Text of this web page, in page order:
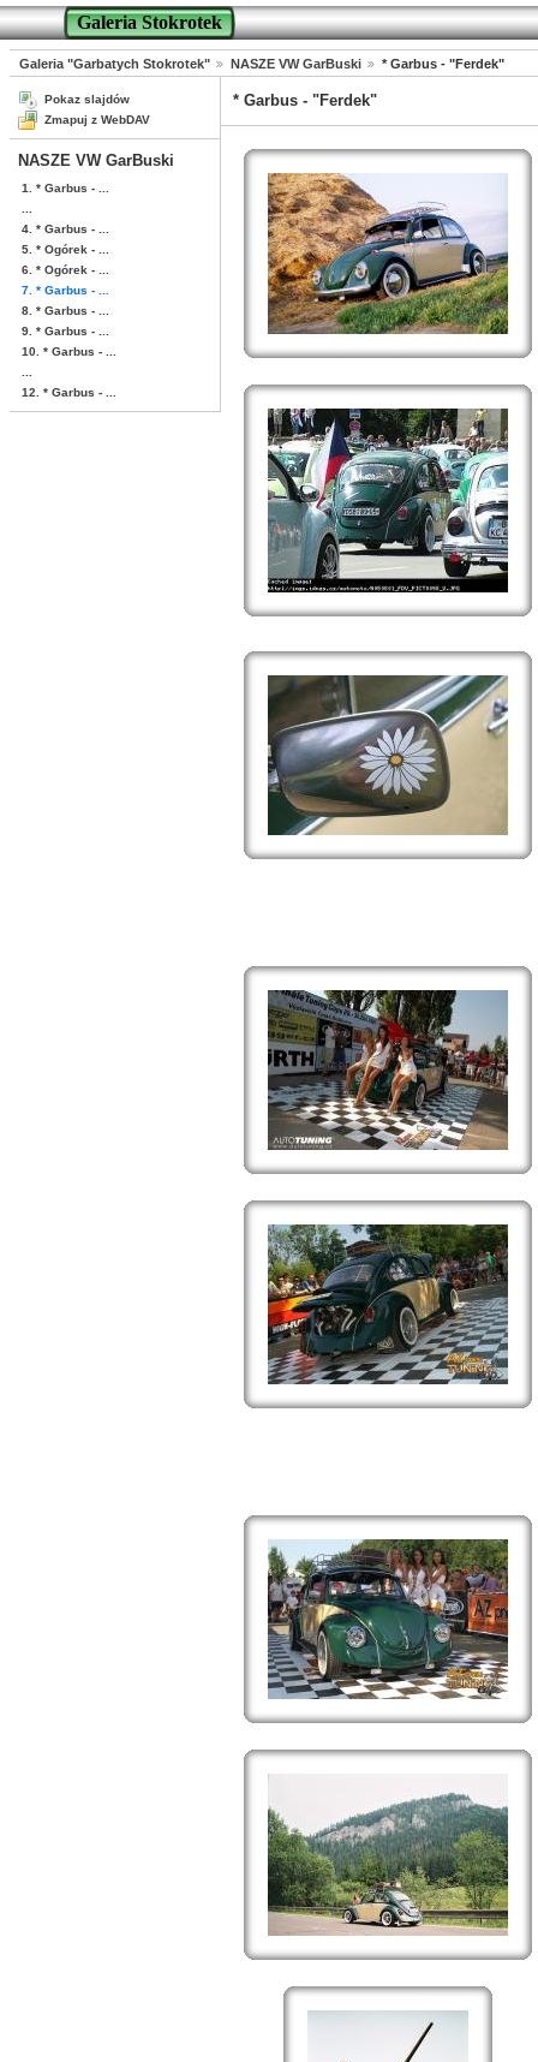
Galeria Stokrotek
Galeria "Garbatych Stokrotek" NASZE VW GarBuski * Garbus - "Ferdek"
Pokaz slajdów
Zmapuj z WebDAV
NASZE VW GarBuski
1. * Garbus - ...
4. * Garbus - ...
5. * Ogórek - ...
6. * Ogórek - ...
7. * Garbus - ...
8. * Garbus - ...
9. * Garbus - ...
10. * Garbus - ...
12. * Garbus - ...
* Garbus - "Ferdek"